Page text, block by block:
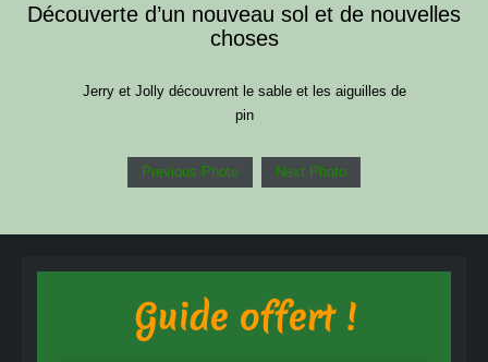
Découverte d’un nouveau sol et de nouvelles
choses
Jerry et Jolly découvrent le sable et les aiguilles de
pin
Previous Photo Next Photo
Guide offert !